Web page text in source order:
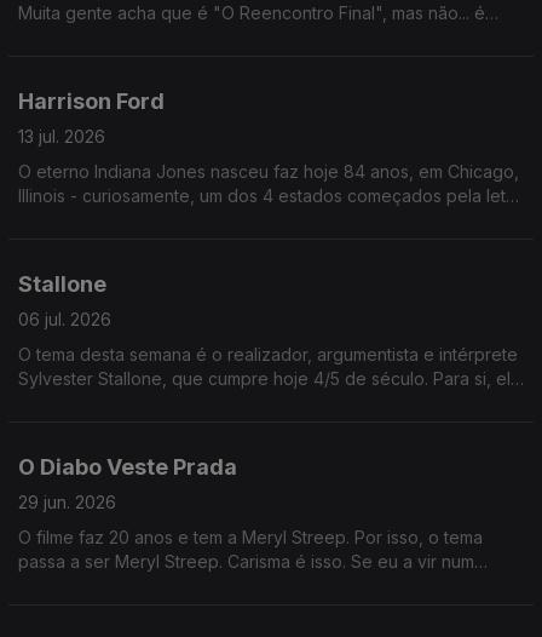
Muita gente acha que é "O Reencontro Final", mas não... é
Harrison Ford
13 jul. 2026
O eterno Indiana Jones nasceu faz hoje 84 anos, em Chicago,
Illinois - curiosamente, um dos 4 estados começados pela letra
Stallone
06 jul. 2026
O tema desta semana é o realizador, argumentista e intérprete
Sylvester Stallone, que cumpre hoje 4/5 de século. Para si, ele
O Diabo Veste Prada
29 jun. 2026
O filme faz 20 anos e tem a Meryl Streep. Por isso, o tema
passa a ser Meryl Streep. Carisma é isso. Se eu a vir num